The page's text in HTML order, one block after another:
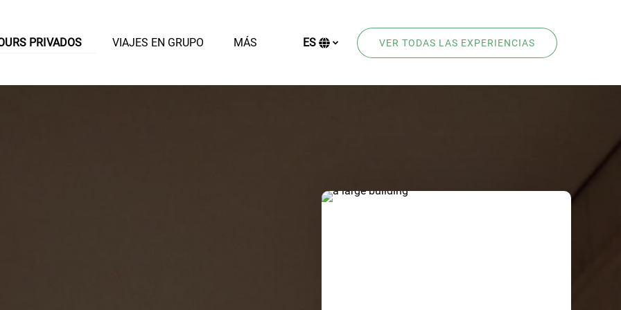
PRIVADOS VIAJES EN GRUPO
Menu
MÁS
Open More
Menu
Selecciona
idioma
ES VER TODAS LAS EXPERIENCIAS